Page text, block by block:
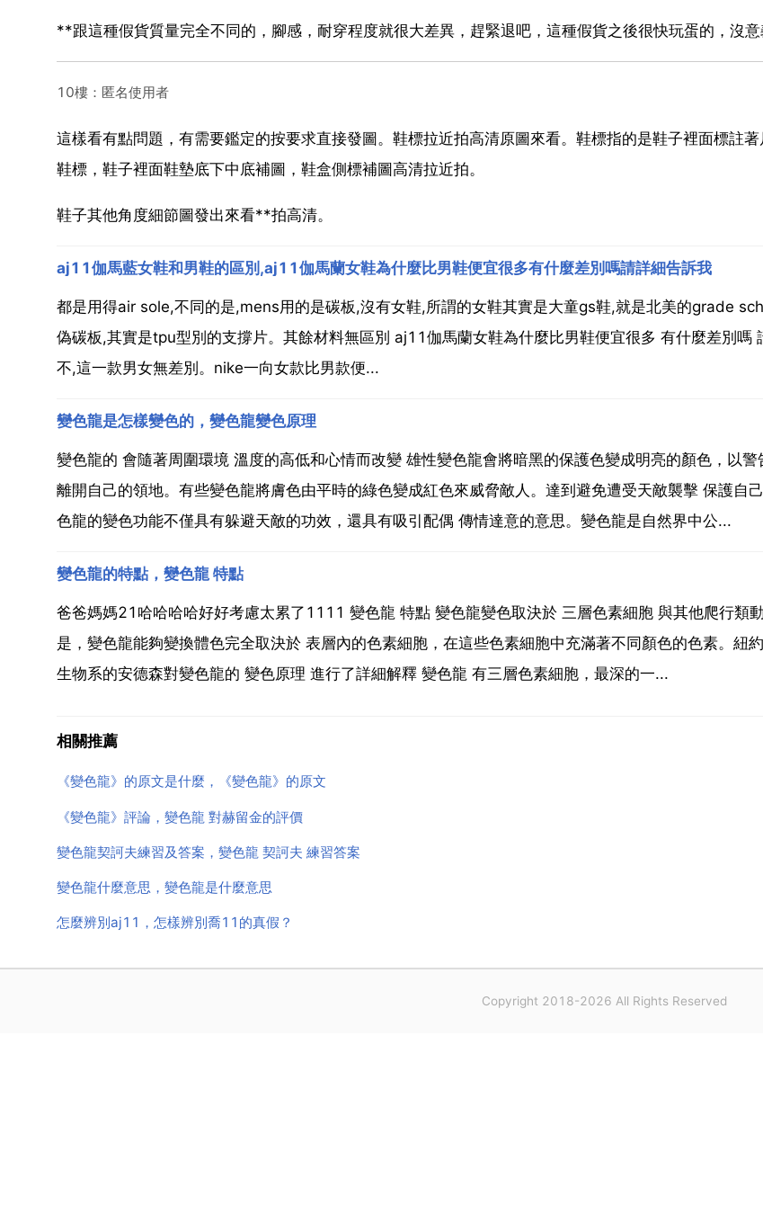
**跟這種假貨質量完全不同的，腳感，耐穿程度就很大差異，趕緊退吧，這種假貨之後很快玩蛋的，沒意
10樓：匿名使用者
這樣看有點問題，有需要鑑定的按要求直接發圖。鞋標拉近拍高清原圖來看。鞋標指的是鞋子裡面標註
鞋標，鞋子裡面鞋墊底下中底補圖，鞋盒側標補圖高清拉近拍。
鞋子其他角度細節圖發出來看**拍高清。
aj11伽馬藍女鞋和男鞋的區別,aj11伽馬蘭女鞋為什麼比男鞋便宜很多有什麼差別嗎請詳細告訴我
都是用得air sole,不同的是,mens用的是碳板,沒有女鞋,所謂的女鞋其實是大童gs鞋,就是北美的grade
偽碳板,其實是tpu型別的支撐片。其餘材料無區別 aj11伽馬蘭女鞋為什麼比男鞋便宜很多 有什麼差別嗎
不,這一款男女無差別。nike一向女款比男款便...
變色龍是怎樣變色的，變色龍變色原理
變色龍的 會隨著周圍環境 溫度的高低和心情而改變 雄性變色龍會將暗黑的保護色變成明亮的顏色，以警
離開自己的領地。有些變色龍將膚色由平時的綠色變成紅色來威脅敵人。達到避免遭受天敵襲擊 保護自
色龍的變色功能不僅具有躲避天敵的功效，還具有吸引配偶 傳情達意的意思。變色龍是自然界中公...
變色龍的特點，變色龍 特點
爸爸媽媽21哈哈哈哈好好考慮太累了1111 變色龍 特點 變色龍變色取決於 三層色素細胞 與其他爬行類
是，變色龍能夠變換體色完全取決於 表層內的色素細胞，在這些色素細胞中充滿著不同顏色的色素。紐
生物系的安德森對變色龍的 變色原理 進行了詳細解釋 變色龍 有三層色素細胞，最深的一...
相關推薦
《變色龍》的原文是什麼，《變色龍》的原文
《變色龍》評論，變色龍 對赫留金的評價
變色龍契訶夫練習及答案，變色龍 契訶夫 練習答案
變色龍什麼意思，變色龍是什麼意思
怎麼辨別aj11，怎樣辨別喬11的真假？
Copyright 2018-2026 All Rights Reserved